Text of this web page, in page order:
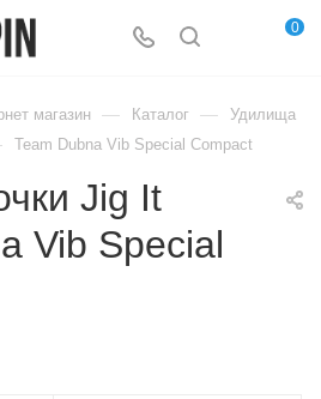
0
магазин — Каталог — Удилища
Team Dubna Vib Special Compact
Jig It
Vib Special